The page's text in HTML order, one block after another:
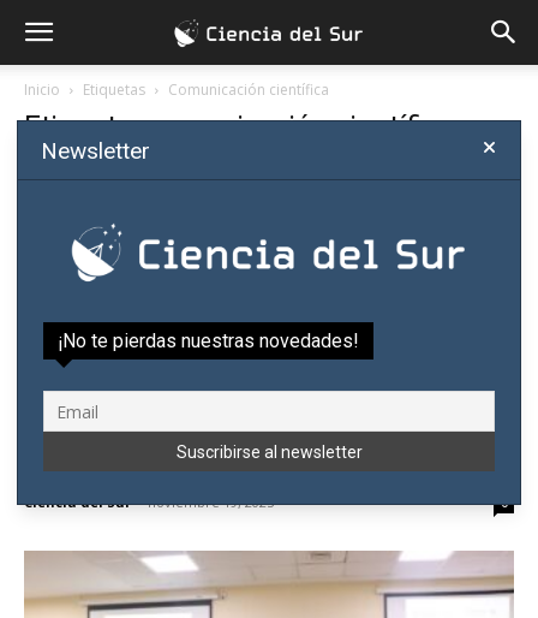
Inicio Etiquetas Comunicación científica
Etiqueta: comunicación científica
Paraguayo gana beca Springer Nature para
asistir a conferencia en Sudáfrica
Ciencia del Sur - noviembre 19, 2025 0
Newsletter
¡No te pierdas nuestras novedades!